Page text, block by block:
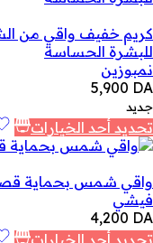
كريم خفيف واقي من
للبشرة الحساسة
نمبوزين
5,900 DA
جديد
تحديد أحد الخيارات
واقي شمس بحماية
فيشي
4,200 DA